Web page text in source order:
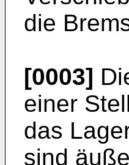
die
[0003]
einer
das
sind